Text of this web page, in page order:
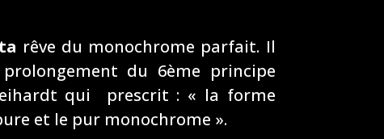
rêve du monochrome parfait. Il
du 6ème principe
qui prescrit : « la forme
et le pur monochrome ».